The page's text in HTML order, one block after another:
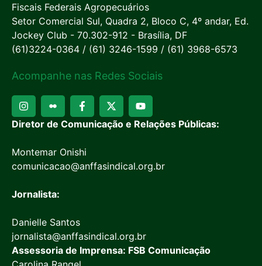
Fiscais Federais Agropecuários
Setor Comercial Sul, Quadra 2, Bloco C, 4º andar, Ed.
Jockey Club - 70.302-912 - Brasília, DF
(61)3224-0364 / (61) 3246-1599 / (61) 3968-6573
Acompanhe nas Redes Sociais
Diretor de Comunicação e Relações Públicas:
Montemar Onishi
comunicacao@anffasindical.org.br
Jornalista:
Danielle Santos
jornalista@anffasindical.org.br
Assessoria de Imprensa: FSB Comunicação